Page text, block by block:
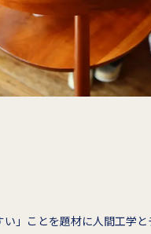
い」ことを題材に人間工学